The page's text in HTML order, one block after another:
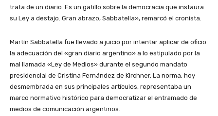
trata de un diario. Es un gatillo sobre la democracia que instaura
su Ley a destajo. Gran abrazo, Sabbatella», remarcó el cronista.
Martín Sabbatella fue llevado a juicio por intentar aplicar de oficio
la adecuación del «gran diario argentino» a lo estipulado por la
mal llamada «Ley de Medios» durante el segundo mandato
presidencial de Cristina Fernández de Kirchner. La norma, hoy
desmembrada en sus principales artículos, representaba un
marco normativo histórico para democratizar el entramado de
medios de comunicación argentinos.